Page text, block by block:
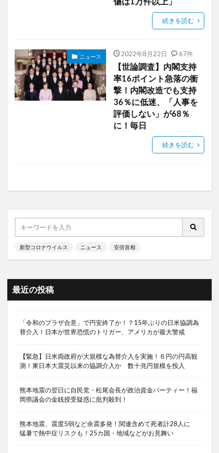
続きを読む
ニュース 2022年8月22日 67件
【世論調査】内閣支持
率16ポイント急落の衝
撃！内閣改造でも支持
36％に低迷、「人事を
評価しない」が68％
に！毎日
続きを読む
新型コロナウイルス ニュース 安倍首相
最近の投稿
「令和のプラザ合意」で円安終了か！？15年ぶりの日米協調為
替介入！日本が世界恐慌のトリガー、アメリカが最大警戒
【緊急】日米両政府が大規模な為替介入を実施！６円の円高観
測！東日本大震災以来の協調介入か 数十兆円規模を投入
熊本地震の翌日に自民党・松尾会長が政治資金パーティー！福
岡県議会の金銭授受疑惑に批判殺到！
熊本地震、震度5弱など余震多発！関連含めて死者計28人に
猛暑で熱中症リスクも！25カ国・地域などがお見舞い